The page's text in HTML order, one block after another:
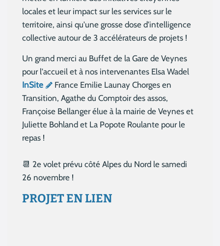
locales et leur impact sur les services sur le
territoire, ainsi qu'une grosse dose d'intelligence
collective autour de 3 accélérateurs de projets !
Un grand merci au Buffet de la Gare de Veynes
pour l'accueil et à nos intervenantes Elsa Wadel
InSite
France Emilie Launay Chorges en
Transition, Agathe du Comptoir des assos,
Françoise Bellanger élue à la mairie de Veynes et
Juliette Bohland et La Popote Roulante pour le
repas !
📆 2e volet prévu côté Alpes du Nord le samedi
26 novembre !
PROJET EN LIEN